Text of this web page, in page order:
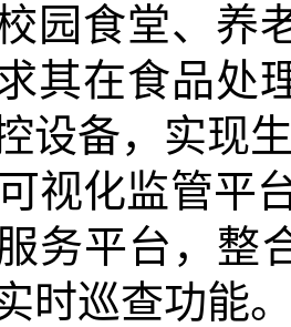
园食堂、养
其在食品处
设备，实现
视化监管平
务平台，整
时巡查功能